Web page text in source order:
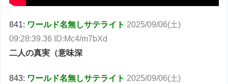
841: ワールド名無しサテライト 2025/09/06(土)
09:28:39.36 ID:Mc4/m7bXd
二人の真実（意味深
843: ワールド名無しサテライト 2025/09/06(土)